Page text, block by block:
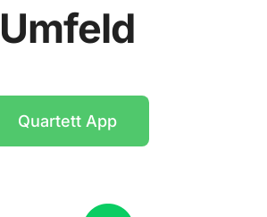
Umfeld
Quartett App